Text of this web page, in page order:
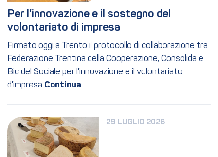
Per l’innovazione e il sostegno del
volontariato di impresa
Firmato oggi a Trento il protocollo di collaborazione tra
Federazione Trentina della Cooperazione, Consolida e
Bic del Sociale per l'innovazione e il volontariato
d'impresa
29 LUGLIO 2026